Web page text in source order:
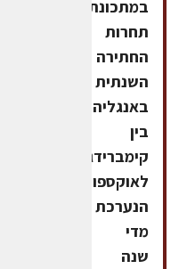
במתכונת
תחרות
החתירה
השנתית
באנגליה
בין
קימברידג'
לאוקספורד
הנערכת
מדי
שנה